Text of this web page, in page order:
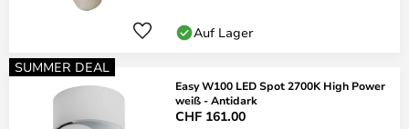
Auf Lager
SUMMER DEAL
Easy W100 LED Spot 2700K High Power
weiß - Antidark
CHF 161.00